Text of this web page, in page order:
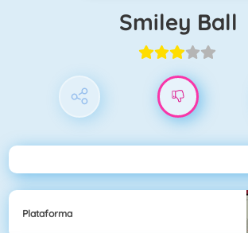
Smiley Ball
Plataforma